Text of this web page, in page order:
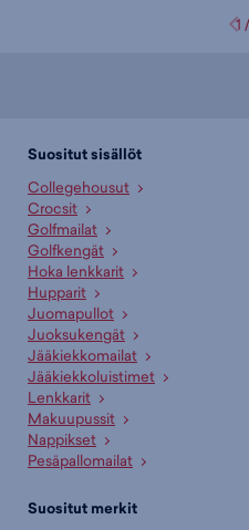
1 /
Suositut sisällöt
Collegehousut
Crocsit
Golfmailat
Golfkengät
Hoka lenkkarit
Hupparit
Juomapullot
Juoksukengät
Jääkiekkomailat
Jääkiekkoluistimet
Lenkkarit
Makuupussit
Nappikset
Pesäpallomailat
Suositut merkit